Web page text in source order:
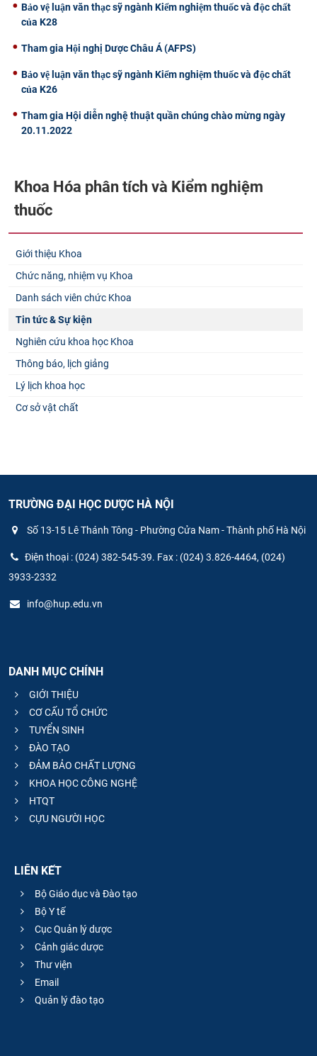
Bảo vệ luận văn thạc sỹ ngành Kiểm nghiệm thuốc và độc chất
của K28
Tham gia Hội nghị Dược Châu Á (AFPS)
Bảo vệ luận văn thạc sỹ ngành Kiểm nghiệm thuốc và độc chất
của K26
Tham gia Hội diễn nghệ thuật quần chúng chào mừng ngày
20.11.2022
Khoa Hóa phân tích và Kiểm nghiệm
thuốc
Giới thiệu Khoa
Chức năng, nhiệm vụ Khoa
Danh sách viên chức Khoa
Tin tức & Sự kiện
Nghiên cứu khoa học Khoa
Thông báo, lịch giảng
Lý lịch khoa học
Cơ sở vật chất
TRƯỜNG ĐẠI HỌC DƯỢC HÀ NỘI
Số 13-15 Lê Thánh Tông - Phường Cửa Nam - Thành phố Hà Nội
Điện thoại : (024) 382-545-39. Fax : (024) 3.826-4464, (024)
3933-2332
info@hup.edu.vn
DANH MỤC CHÍNH
GIỚI THIỆU
CƠ CẤU TỔ CHỨC
TUYỂN SINH
ĐÀO TẠO
ĐẢM BẢO CHẤT LƯỢNG
KHOA HỌC CÔNG NGHỆ
HTQT
CỰU NGƯỜI HỌC
LIÊN KẾT
Bộ Giáo dục và Đào tạo
Bộ Y tế
Cục Quản lý dược
Cảnh giác dược
Thư viện
Email
Quản lý đào tạo